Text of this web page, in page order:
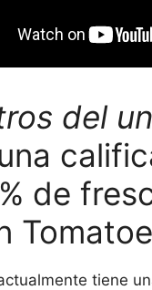
del
de
tiene